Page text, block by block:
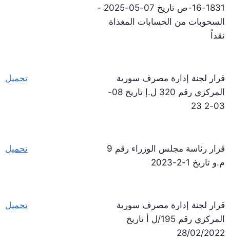
1831-16-ص تاريخ 07-05-2025 -
السحوبات من الحسابات المغذاة
نقداً
قرار لجنة إدارة مصرف سورية
المركزي رقم 320 ل.إ تاريخ 08-
03-2 23
تحميل
قرار رئاسة مجلس الوزراء رقم 9
م.و تاريخ 1-2-2023
تحميل
قرار لجنة إدارة مصرف سورية
المركزي رقم 195/ل أ تاريخ
28/02/2022
تحميل